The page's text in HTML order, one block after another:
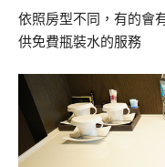
依照房型不同，有的會
供免費瓶裝水的服務